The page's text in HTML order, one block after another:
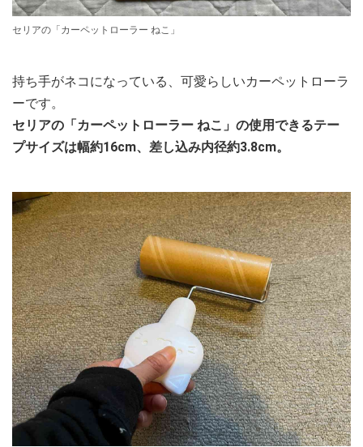
セリアの「カーペットローラー ねこ」
持ち手がネコになっている、可愛らしいカーペットローラ
ーです。
セリアの「カーペットローラー ねこ」の使用できるテー
プサイズは幅約16cm、差し込み内径約3.8cm。